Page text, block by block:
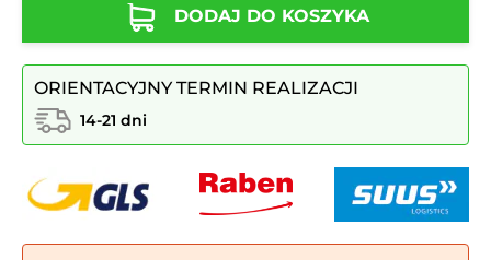
żeliwny
P4
DODAJ DO KOSZYKA
ORIENTACYJNY TERMIN REALIZACJI
14-21 dni